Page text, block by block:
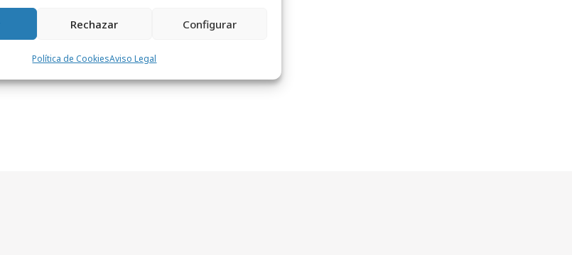
Rechazar Configurar
Política de CookiesAviso Legal